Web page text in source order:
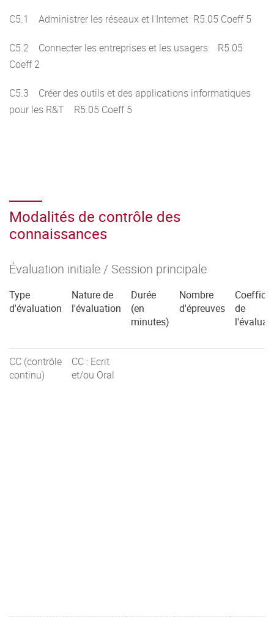
C5.1 Administrer les réseaux et l'Internet R5.05 Coeff 5
C5.2 Connecter les entreprises et les usagers R5.05
Coeff 2
C5.3 Créer des outils et des applications informatiques
pour les R&T R5.05 Coeff 5
Modalités de contrôle des
connaissances
Évaluation initiale / Session principale
Type
d'évaluation
Nature de
l'évaluation
Durée
(en
minutes)
Nombre
d'épreuves
de
CC (contrôle
continu)
CC : Ecrit
et/ou Oral